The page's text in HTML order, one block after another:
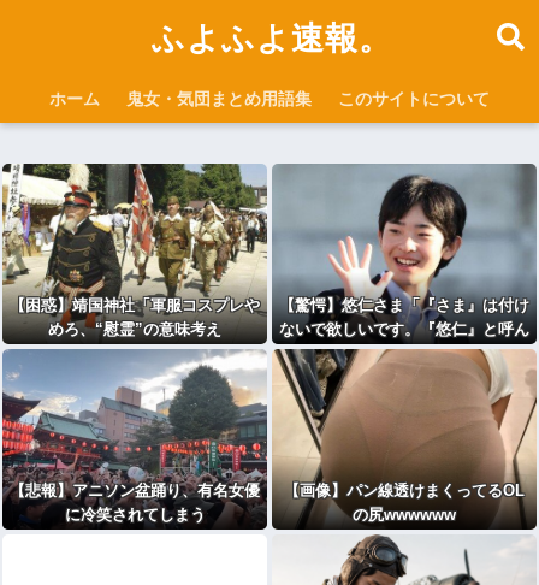
ふよふよ速報。
ホーム 鬼女・気団まとめ用語集 このサイトについて
【困惑】靖国神社「軍服コスプレや
めろ、“慰霊”の意味考え
ろ」・・・・・・・・・
【驚愕】悠仁さま「『さま』は付け
ないで欲しいです。『悠仁』と呼ん
でください」ｗｗｗｗｗｗｗｗｗｗ
【悲報】アニソン盆踊り、有名女優
に冷笑されてしまう
【画像】パン線透けまくってるOL
の尻wwwwww